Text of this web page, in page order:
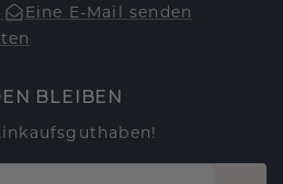
Eine E-Mail senden
BLEIBEN